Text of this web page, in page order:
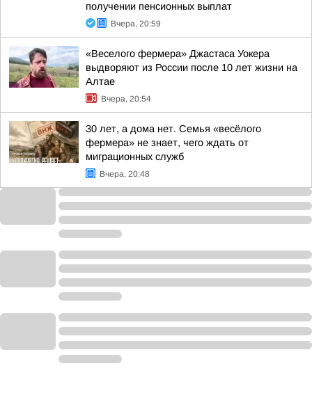
получении пенсионных выплат
Вчера, 20:59
«Веселого фермера» Джастаса Уокера
выдворяют из России после 10 лет жизни на
Алтае
Вчера, 20:54
30 лет, а дома нет. Семья «весёлого
фермера» не знает, чего ждать от
миграционных служб
Вчера, 20:48